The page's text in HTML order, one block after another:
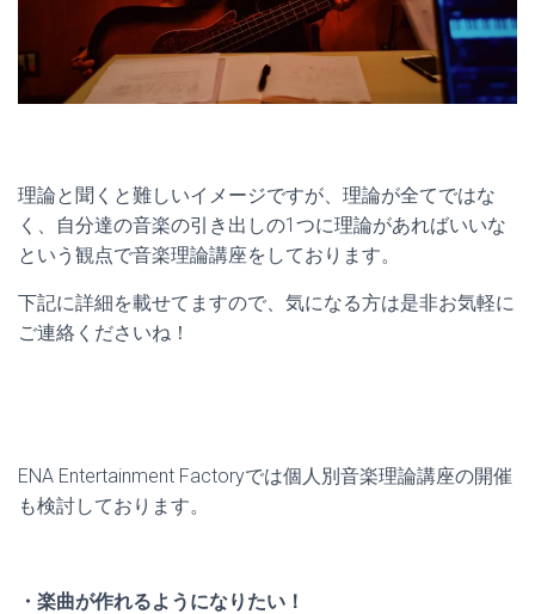
理論と聞くと難しいイメージですが、理論が全てではな
く、自分達の音楽の引き出しの1つに理論があればいいな
という観点で音楽理論講座をしております。
下記に詳細を載せてますので、気になる方は是非お気軽に
ご連絡くださいね！
ENA Entertainment Factoryでは個人別音楽理論講座の開催
も検討しております。
・楽曲が作れるようになりたい！